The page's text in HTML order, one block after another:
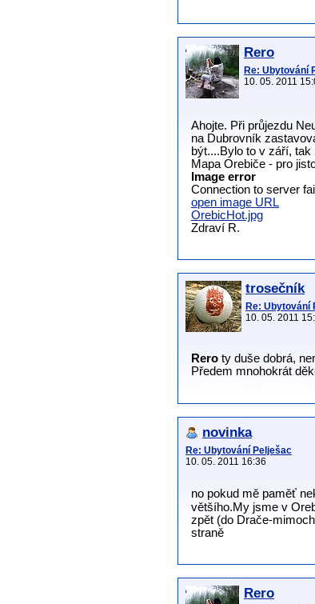
Rero
Re: Ubytování
10. 05. 2011
Ahojte. Při průjezdu
na Dubrovník
být....Bylo to v září,
Mapa Orebiče - pro
Image error
Connection to server
open image URL
OrebicHot.jpg
Zdraví R.
trosečník
Re: Ubytování
10. 05. 2011
Rero ty duše dobrá,
Předem mnohokrát
novinka
Re: Ubytování Pelješac
10. 05. 2011 16:36
no pokud mě paměť
většího.My jsme v
zpět (do Drače-
straně
Rero